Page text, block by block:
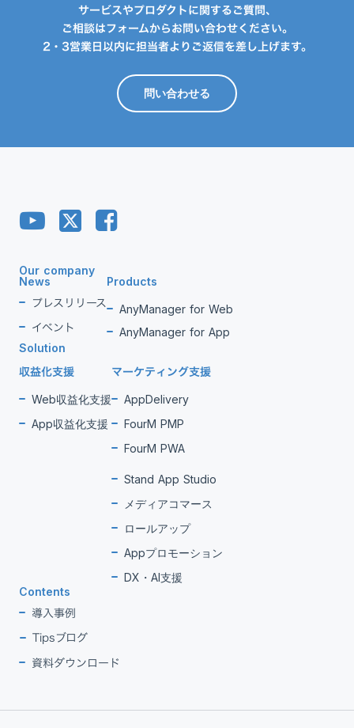
サービスやプロダクトに関するご質問、
ご相談はフォームからお問い合わせください。
2・3営業日以内に担当者よりご返信を差し上げます。
問い合わせる
Our company
News
プレスリリース
イベント
Products
AnyManager for Web
AnyManager for App
Solution
収益化支援
Web収益化支援
App収益化支援
マーケティング支援
AppDelivery
FourM PMP
FourM PWA
Stand App Studio
メディアコマース
ロールアップ
Appプロモーション
DX・AI支援
Contents
導入事例
Tipsブログ
資料ダウンロード